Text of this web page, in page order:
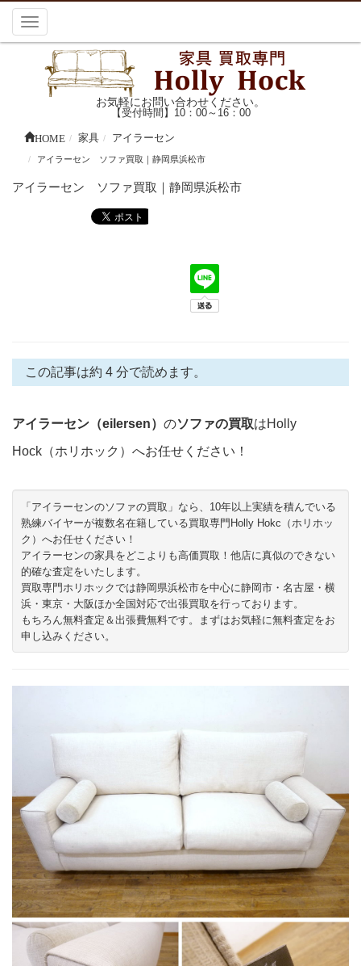
お気軽にお問い合わせください。
【受付時間】10：00～16：00
Toggle
navigation
HOME 家具 アイラーセン
アイラーセン ソファ買取｜静岡県浜松市
アイラーセン ソファ買取｜静岡県浜松市
この記事は約 4 分で読めます。
アイラーセン（eilersen） のソファの買取はHolly
Hock（ホリホック）へお任せください！
「アイラーセンのソファの買取」なら、10年以上実績を積んでいる
熟練バイヤーが複数名在籍している買取専門Holly Hokc（ホリホッ
ク）へお任せください！
アイラーセンの家具をどこよりも高価買取！他店に真似のできない
的確な査定をいたします。
買取専門ホリホックでは静岡県浜松市を中心に静岡市・名古屋・横
浜・東京・大阪ほか全国対応で出張買取を行っております。
もちろん無料査定＆出張費無料です。まずはお気軽に無料査定をお
申し込みください。